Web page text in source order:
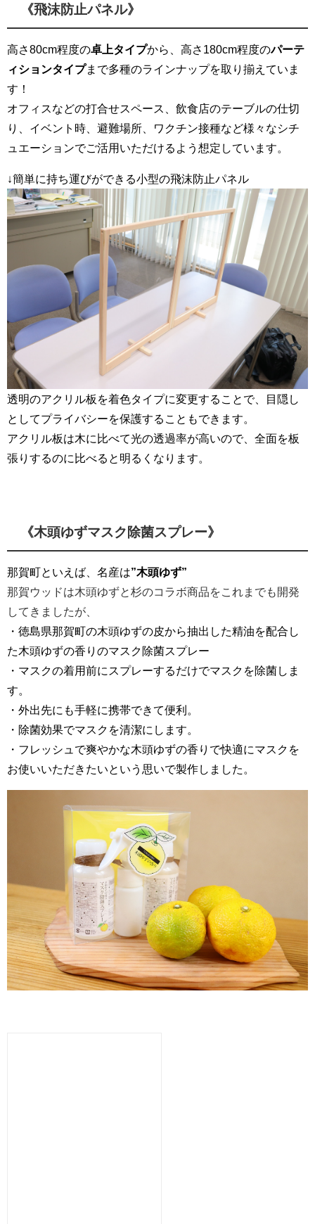
《飛沫防止パネル》
高さ80cm程度の卓上タイプから、高さ180cm程度のパーテ
ィションタイプまで多種のラインナップを取り揃えていま
す！
オフィスなどの打合せスペース、飲食店のテーブルの仕切
り、イベント時、避難場所、ワクチン接種など様々なシチ
ュエーションでご活用いただけるよう想定しています。
↓簡単に持ち運びができる小型の飛沫防止パネル
透明のアクリル板を着色タイプに変更することで、目隠し
としてプライバシーを保護することもできます。
アクリル板は木に比べて光の透過率が高いので、全面を板
張りするのに比べると明るくなります。
《木頭ゆずマスク除菌スプレー》
那賀町といえば、名産は”木頭ゆず”
那賀ウッドは木頭ゆずと杉のコラボ商品をこれまでも開発
してきましたが、
・徳島県那賀町の木頭ゆずの皮から抽出した精油を配合し
た木頭ゆずの香りのマスク除菌スプレー
・マスクの着用前にスプレーするだけでマスクを除菌しま
す。
・外出先にも手軽に携帯できて便利。
・除菌効果でマスクを清潔にします。
・フレッシュで爽やかな木頭ゆずの香りで快適にマスクを
お使いいただきたいという思いで製作しました。